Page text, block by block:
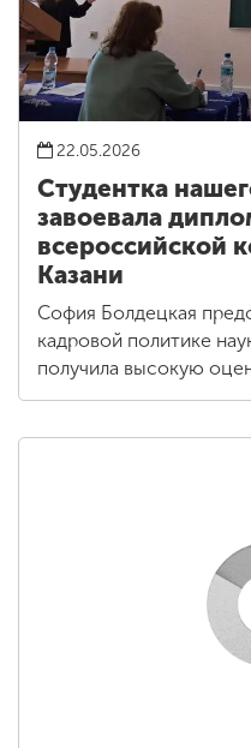
22.05.2026
Студентка
завоевала
всероссийской
Казани
София Болдецкая
кадровой политике
получила высокую